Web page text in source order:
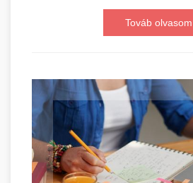
Továb olvasom